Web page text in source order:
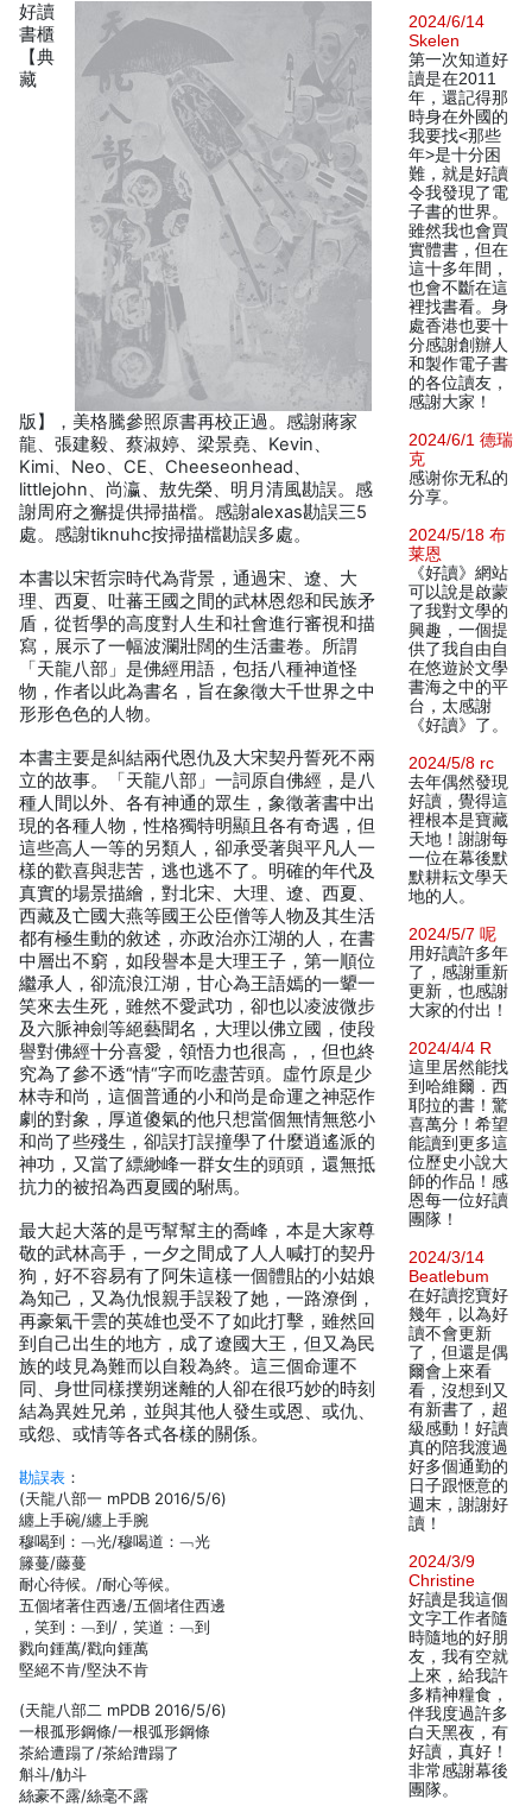
好讀
書櫃
【典
藏
版】，美格騰參照原書再校正過。感謝蔣家
龍、張建毅、蔡淑婷、梁景堯、Kevin、
Kimi、Neo、CE、Cheeseonhead、
littlejohn、尚瀛、敖先榮、明月清風勘誤。感
謝周府之獬提供掃描檔。感謝alexas勘誤三5
處。感謝tiknuhc按掃描檔勘誤多處。
本書以宋哲宗時代為背景，通過宋、遼、大
理、西夏、吐蕃王國之間的武林恩怨和民族矛
盾，從哲學的高度對人生和社會進行審視和描
寫，展示了一幅波瀾壯闊的生活畫卷。所謂
「天龍八部」是佛經用語，包括八種神道怪
物，作者以此為書名，旨在象徵大千世界之中
形形色色的人物。
本書主要是糾結兩代恩仇及大宋契丹誓死不兩
立的故事。「天龍八部」一詞原自佛經，是八
種人間以外、各有神通的眾生，象徵著書中出
現的各種人物，性格獨特明顯且各有奇遇，但
這些高人一等的另類人，卻承受著與平凡人一
樣的歡喜與悲苦，逃也逃不了。明確的年代及
真實的場景描繪，對北宋、大理、遼、西夏、
西藏及亡國大燕等國王公臣僧等人物及其生活
都有極生動的敘述，亦政治亦江湖的人，在書
中層出不窮，如段譽本是大理王子，第一順位
繼承人，卻流浪江湖，甘心為王語嫣的一顰一
笑來去生死，雖然不愛武功，卻也以凌波微步
及六脈神劍等絕藝聞名，大理以佛立國，使段
譽對佛經十分喜愛，領悟力也很高，，但也終
究為了參不透“情“字而吃盡苦頭。虛竹原是少
林寺和尚，這個普通的小和尚是命運之神惡作
劇的對象，厚道傻氣的他只想當個無情無慾小
和尚了些殘生，卻誤打誤撞學了什麼逍遙派的
神功，又當了縹緲峰一群女生的頭頭，還無抵
抗力的被招為西夏國的駙馬。
最大起大落的是丐幫幫主的喬峰，本是大家尊
敬的武林高手，一夕之間成了人人喊打的契丹
狗，好不容易有了阿朱這樣一個體貼的小姑娘
為知己，又為仇恨親手誤殺了她，一路潦倒，
再豪氣干雲的英雄也受不了如此打擊，雖然回
到自己出生的地方，成了遼國大王，但又為民
族的歧見為難而以自殺為終。這三個命運不
同、身世同樣撲朔迷離的人卻在很巧妙的時刻
結為異姓兄弟，並與其他人發生或恩、或仇、
或怨、或情等各式各樣的關係。
勘誤表 ：
(天龍八部一 mPDB 2016/5/6)
纏上手碗/纏上手腕
穆喝到：﹁光/穆喝道：﹁光
籐蔓/藤蔓
耐心待候。/耐心等候。
五個堵著住西邊/五個堵住西邊
，笑到：﹁到/，笑道：﹁到
戮向鍾萬/戳向鍾萬
堅絕不肯/堅決不肯
(天龍八部二 mPDB 2016/5/6)
一根孤形鋼條/一根弧形鋼條
茶給遭蹋了/茶給蹧蹋了
斛斗/觔斗
絲豪不露/絲毫不露
2024/6/14
Skelen
第一次知道好
讀是在2011
年，還記得那
時身在外國的
我要找<那些
年>是十分困
難，就是好讀
令我發現了電
子書的世界。
雖然我也會買
實體書，但在
這十多年間，
也會不斷在這
裡找書看。身
處香港也要十
分感謝創辦人
和製作電子書
的各位讀友，
感謝大家！
2024/6/1 德瑞
克
感谢你无私的
分享。
2024/5/18 布
莱恩
《好讀》網站
可以說是啟蒙
了我對文學的
興趣，一個提
供了我自由自
在悠遊於文學
書海之中的平
台，太感謝
《好讀》了。
2024/5/8 rc
去年偶然發現
好讀，覺得這
裡根本是寶藏
天地！謝謝每
一位在幕後默
默耕耘文學天
地的人。
2024/5/7 呢
用好讀許多年
了，感謝重新
更新，也感謝
大家的付出！
2024/4/4 R
這里居然能找
到哈維爾．西
耶拉的書！驚
喜萬分！希望
能讀到更多這
位歷史小說大
師的作品！感
恩每一位好讀
團隊！
2024/3/14
Beatlebum
在好讀挖寶好
幾年，以為好
讀不會更新
了，但還是偶
爾會上來看
看，沒想到又
有新書了，超
級感動！好讀
真的陪我渡過
好多個通勤的
日子跟愜意的
週末，謝謝好
讀！
2024/3/9
Christine
好讀是我這個
文字工作者隨
時隨地的好朋
友，我有空就
上來，給我許
多精神糧食，
伴我度過許多
白天黑夜，有
好讀，真好！
非常感謝幕後
團隊。